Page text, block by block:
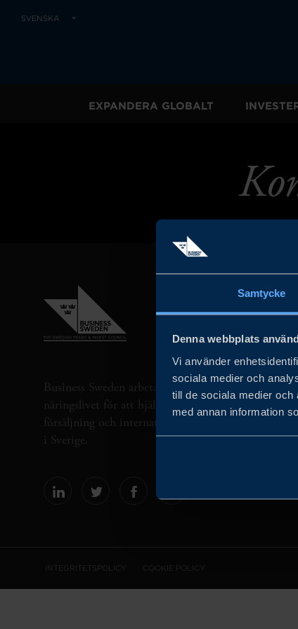
Samtycke
Denna webbplats
Vi använder
sociala medier och
till de sociala medier
med annan information
SVENSKA
EXPANDERA GLOBALT
Business Sweden arbetar på uppdrag av regeringen
näringslivet för att hjälpa svenska företag att öka sin
försäljning och internationella företag att investera
i Sverige.
INTEGRITETSPOLICY COOKIE POLICY